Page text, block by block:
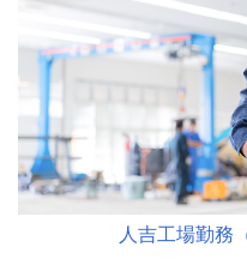
人吉工場勤務